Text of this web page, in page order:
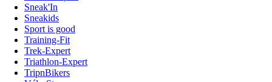
Sneak'In
Sneakids
Sport is good
Training-Fit
Trek-Expert
Triathlon-Expert
TripnBikers